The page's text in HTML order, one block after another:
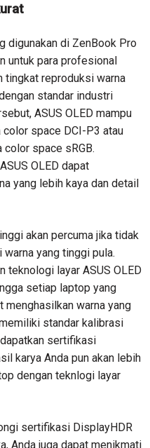
digunakan di ZenBook Pro
untuk para profesional
tingkat reproduksi warna
standar industri
ASUS OLED mampu
space DCI-P3 atau
color space sRGB.
OLED dapat
yang lebih kaya dan detail
akan percuma jika tidak
yang tinggi pula.
teknologi layar ASUS OLED
setiap laptop yang
menghasilkan warna yang
standar kalibrasi
sertifikasi
karya Anda pun akan lebih
dengan teknlogi layar
sertifikasi DisplayHDR
Anda juga dapat menikmati